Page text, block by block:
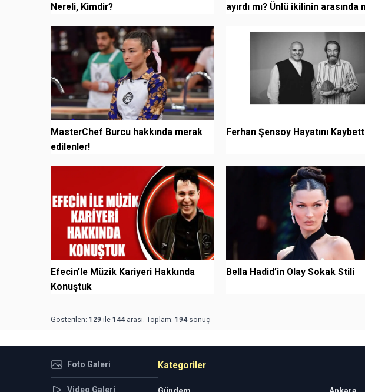
Nereli, Kimdir?
ayırdı mı? Ünlü ikilinin arasında
MasterChef Burcu hakkında merak
edilenler!
Ferhan Şensoy Hayatını
Efecin'le Müzik Kariyeri Hakkında
Konuştuk
Bella Hadid’in Olay Sokak Stili
Gösterilen: 129 ile 144arası. Toplam: 194sonuç
Foto Galeri
Video Galeri
Kategoriler